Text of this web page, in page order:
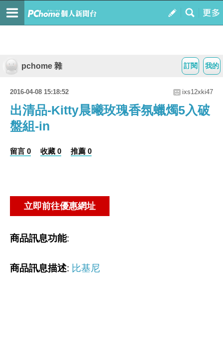
我的
訂閱
pchome 雜
2016-04-08 15:18:52 ixs12xki47
出清品-Kitty晨曦玫瑰香氛蠟燭5入破
盤組-in
留言 0 收藏 0 推薦 0
商品訊息功能:
商品訊息描述: 比基尼